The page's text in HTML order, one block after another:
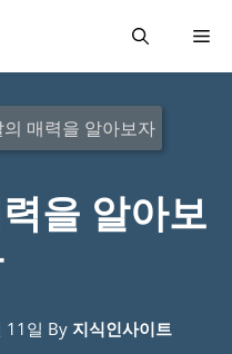
메
매력을 알아보자
을 알아보
11일 By 지식인사이트